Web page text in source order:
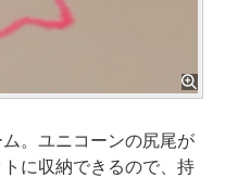
。ユニコーンの尻尾が
に収納できるので、持